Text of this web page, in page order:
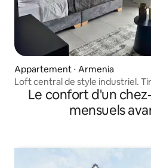
Appartement ⋅ Armenia
Loft central de style industriel.
Le confort d'un
mensuels